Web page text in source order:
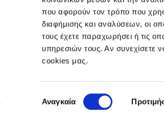
που αφορούν τον τρόπο που
διαφήμισης και αναλύσεων, οι
τους έχετε παραχωρήσει ή τις
υπηρεσιών τους. Αν συνεχίσετε
cookies μας.
συγκατάθεσης
Αναγκαία